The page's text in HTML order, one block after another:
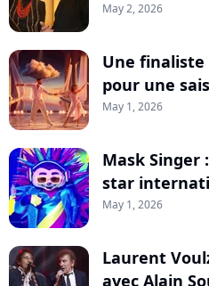
May 2, 2026
Une finaliste
pour une
May 1, 2026
Mask Singer
star
May 1, 2026
Laurent
avec Alain